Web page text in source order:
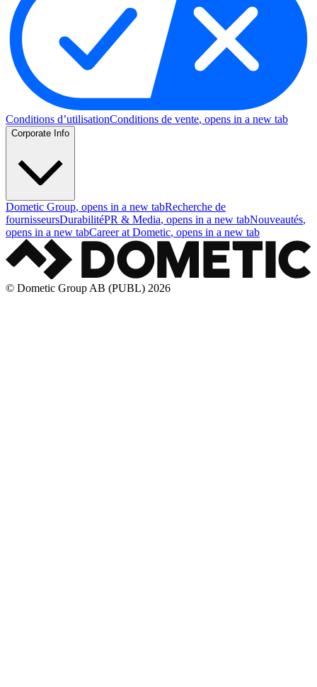
Conditions d’utilisationConditions de vente, opens in a new tab
Corporate Info
Dometic Group, opens in a new tabRecherche de
fournisseursDurabilitéPR & Media, opens in a new tabNouveautés,
opens in a new tabCareer at Dometic, opens in a new tab
© Dometic Group AB (PUBL) 2026